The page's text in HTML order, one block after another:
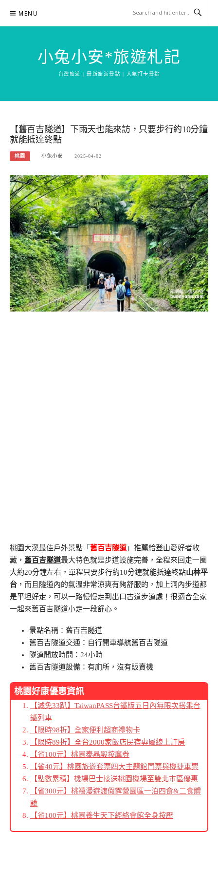
content
MENU
小兔小安*旅遊札記
台灣旅遊 | 最新旅遊景點 | 人氣打卡景點
【舊百吉隧道】下雨天也能來訪，只要步行約10分鐘
就能抵達終點
桃園 小兔小安 2025-04-02
桃園大溪最佳戶外景點「 舊百吉隧道 」推薦給登山愛好者收
藏， 舊百吉隧道最大特色就是步道設施完善，全程來回走一圈
大約20分鐘左右，單程只要步行約10分鐘就能抵達終點山林平
台 ，而且隧道內的氣溫非常涼爽有夠舒服的，加上洞內步道都
是平坦好走，可以一路慢慢走到出口古道步道處！很適合全家
一起來舊百吉隧道小走一段舒心。
景點名稱：舊百吉隧道
舊百吉隧道交通：自行開車導航舊百吉隧道
隧道開放時間：24小時
舊百吉隧道設備：有廁所，沒有販賣機
桃園好康優惠資訊
【減免33趴】TaiwanPASS台鐵版五日內無限次搭乘台
鐵列車
【限時98折】全家便利超商禮物卡
【限時89折】全台2000家飯店民宿專屬線上訂房
【省100元】桃園泰晶殿按摩券
【省40元】桃園旅遊套票四大主題館門票與機捷車票
【點數累積】機場巴士接送桃園機場至雙北市區優惠
【省300元】桃禧漫遊渡假露營園區一泊四食&二食體
驗
【省100元】桃園養生天下經絡會館全身按壓